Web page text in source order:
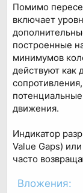
Помимо
включает
построенные
минимумов
действуют как
движения.
Индикатор
Value Gaps)
часто
Вложения: